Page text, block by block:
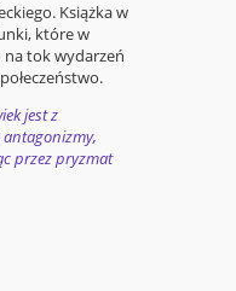
Książka w
które w
na tok wydarzeń
jest z
przez pryzmat